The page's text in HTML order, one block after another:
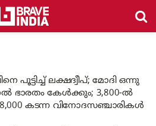
പൂട്ടിച്ച് ലക്ഷദ്വീപ്; മോദി ഒന്നു
ഭാരതം കേൾക്കും; 3,800-ൽ
കടന്ന വിനോദസഞ്ചാരികൾ